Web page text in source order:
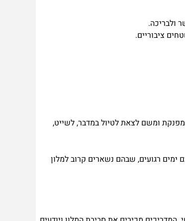
ולבריכה.
ציבוריים.
מפנקת ומשם לצאת לטיול במדבר, לשייט,
ימים רגועים, שבהם נשארים קרוב למלון